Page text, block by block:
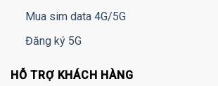
Mua sim data 4G/5G
Đăng ký 5G
HỖ TRỢ KHÁCH HÀNG